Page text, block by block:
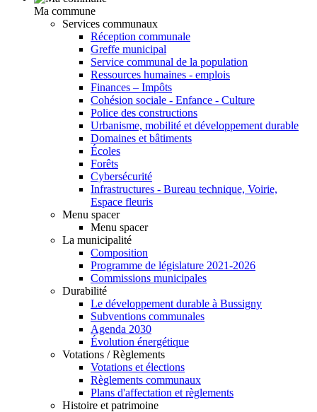
Ma commune
Services communaux
Réception communale
Greffe municipal
Service communal de la population
Ressources humaines - emplois
Finances – Impôts
Cohésion sociale - Enfance - Culture
Police des constructions
Urbanisme, mobilité et développement durable
Domaines et bâtiments
Écoles
Forêts
Cybersécurité
Infrastructures - Bureau technique, Voirie,
Espace fleuris
Menu spacer
Menu spacer
La municipalité
Composition
Programme de législature 2021-2026
Commissions municipales
Durabilité
Le développement durable à Bussigny
Subventions communales
Agenda 2030
Évolution énergétique
Votations / Règlements
Votations et élections
Règlements communaux
Plans d'affectation et règlements
Histoire et patrimoine